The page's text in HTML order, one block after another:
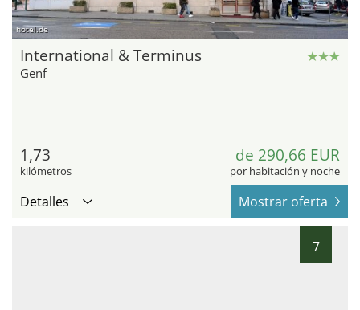
hotel.de
International & Terminus
Genf
1,73
kilómetros
de 290,66 EUR
por habitación y noche
Detalles Mostrar oferta
7